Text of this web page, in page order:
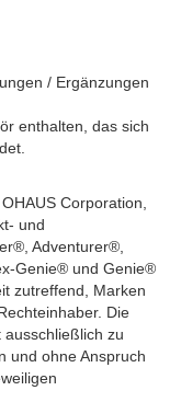
/ Ergänzungen
enthalten, das sich
Corporation,
und
Adventurer®,
Genie® und Genie®
zutreffend, Marken
Die
zu
und ohne Anspruch